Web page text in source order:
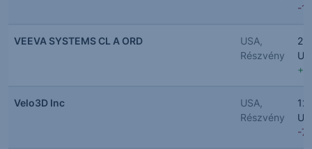
-
VEEVA SYSTEMS CL A ORD
USA,
Részvény
Velo3D Inc
USA,
Részvény
-